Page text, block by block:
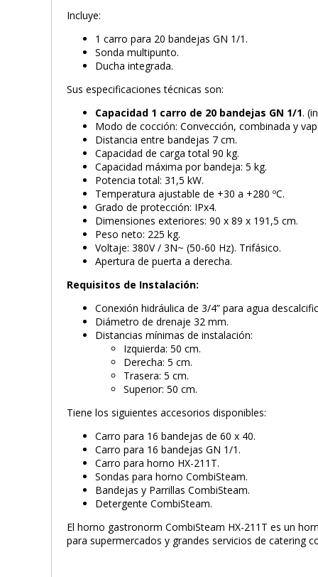
Incluye:
1 carro para 20 bandejas GN 1/1.
Sonda multipunto.
Ducha integrada.
Sus especificaciones técnicas son:
Capacidad 1 carro de 20 bandejas GN 1/1.
Modo de cocción: Convección, combinada y
Distancia entre bandejas 7 cm.
Capacidad de carga total 90 kg.
Capacidad máxima por bandeja: 5 kg.
Potencia total: 31,5 kW.
Temperatura ajustable de +30 a +280 ºC.
Grado de protección: IPx4.
Dimensiones exteriores: 90 x 89 x 191,5 cm.
Peso neto: 225 kg.
Voltaje: 380V / 3N~ (50-60 Hz). Trifásico.
Apertura de puerta a derecha.
Requisitos de Instalación:
Conexión hidráulica de 3/4” para agua
Diámetro de drenaje 32 mm.
Distancias mínimas de instalación:
Izquierda: 50 cm.
Derecha: 5 cm.
Trasera: 5 cm.
Superior: 50 cm.
Tiene los siguientes accesorios disponibles:
Carro para 16 bandejas de 60 x 40.
Carro para 16 bandejas GN 1/1.
Carro para horno HX-211T.
Sondas para horno CombiSteam.
Bandejas y Parrillas CombiSteam.
Detergente CombiSteam.
El horno gastronorm CombiSteam HX-211T es un
para supermercados y grandes servicios de catering